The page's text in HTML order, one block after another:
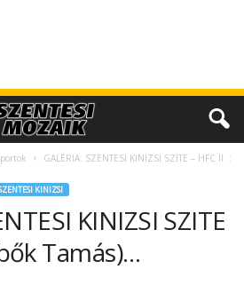
GALÉRIA: SZENTESI KINIZSI SZITE – HFC II. :
KINIZSI
KINIZSI SZITE
Tamás)…